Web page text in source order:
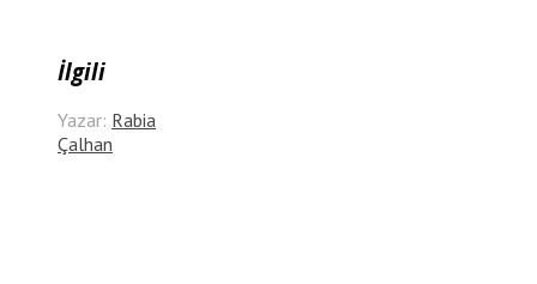
İlgili
Yazar: Rabia
Çalhan